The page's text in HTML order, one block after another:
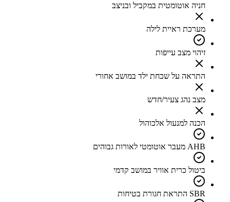
חניה אוטומטית במקביל ובניצב
מערכת ראיית לילה
זיהוי מצב עייפות
התראה על שכחת ילד במושב אחורי
מצב נהג צעיר/חדש
הכנה למנעול אלכוהול
AHB מעבר אוטומטי לאורות גבוהים
ביטול כרית אוויר במושב קדמי
SBR התראת חגורת בטיחות